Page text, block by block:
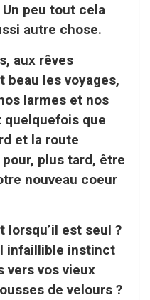
peu tout cela
autre chose.
aux rêves
beau les voyages,
larmes et nos
que
et la route
plus tard, être
nouveau coeur
lorsqu’il est seul ?
infaillible instinct
vers vos vieux
de velours ?